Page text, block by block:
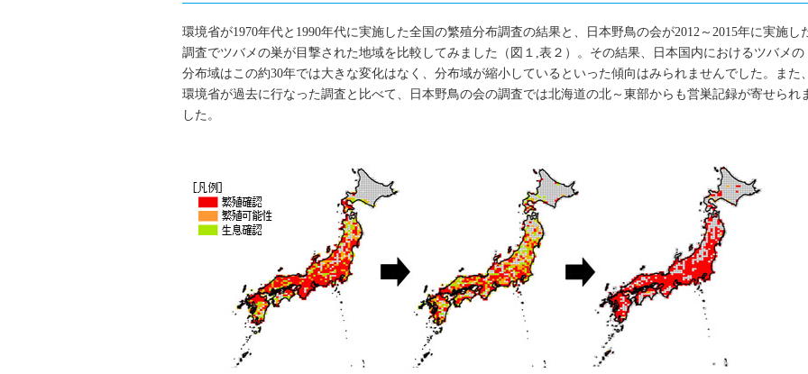
環境省が1970年代と1990年代に実施した全国の繁殖分布調査の結果と、日本野鳥の会が2012～2015年に実施し
調査でツバメの巣が目撃された地域を比較してみました（図１,表２）。その結果、日本国内におけるツバメの
分布域はこの約30年では大きな変化はなく、分布域が縮小しているといった傾向はみられませんでした。また
環境省が過去に行なった調査と比べて、日本野鳥の会の調査では北海道の北～東部からも営巣記録が寄せられ
した。